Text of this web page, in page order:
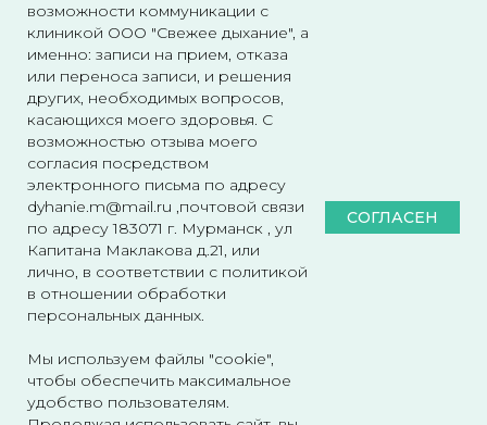
© 2006-2025. Все права защищены.
Политика конфиденциальности
Телефоны:
Электронная почта:
Режим работы:
Адрес:
+7 (8152) 27-50-97
183036 Мурманск
Сб: с 10:00 до 16:00
Вс: выходной
+7 (902) 132-59-73
возможности коммуникации с
клиникой ООО "Свежее дыхание", а
именно: записи на прием, отказа
или переноса записи, и решения
других, необходимых вопросов,
касающихся моего здоровья. С
возможностью отзыва моего
согласия посредством
электронного письма по адресу
dyhanie.m@mail.ru ,почтовой связи
по адресу 183071 г. Мурманск , ул
Капитана Маклакова д.21, или
лично, в соответствии с политикой
в отношении обработки
персональных данных.
Мы используем файлы "cookie",
чтобы обеспечить максимальное
удобство пользователям.
СОГЛАСЕН